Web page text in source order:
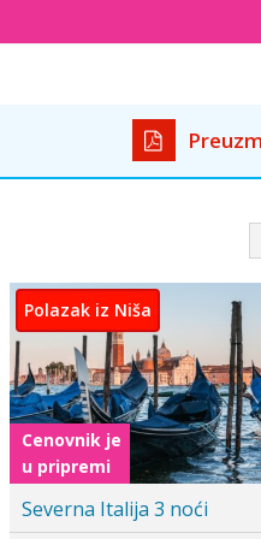
Cenovnik je
u pripremi
Biseri Slovenije – Kranj